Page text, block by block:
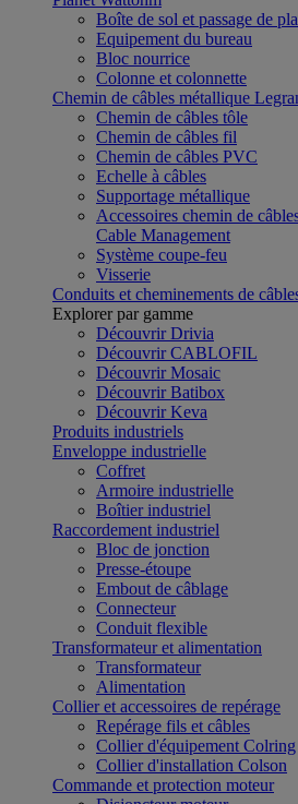
Boîte de sol et passage de
Equipement du bureau
Bloc nourrice
Colonne et colonnette
Chemin de câbles métallique
Chemin de câbles tôle
Chemin de câbles fil
Chemin de câbles PVC
Echelle à câbles
Supportage métallique
Accessoires chemin de
Cable Management
Système coupe-feu
Visserie
Conduits et cheminements de
Explorer par gamme
Découvrir Drivia
Découvrir CABLOFIL
Découvrir Mosaic
Découvrir Batibox
Découvrir Keva
Produits industriels
Enveloppe industrielle
Coffret
Armoire industrielle
Boîtier industriel
Raccordement industriel
Bloc de jonction
Presse-étoupe
Embout de câblage
Connecteur
Conduit flexible
Transformateur et alimentation
Transformateur
Alimentation
Collier et accessoires de repérage
Repérage fils et câbles
Collier d'équipement Colring
Collier d'installation Colson
Commande et protection moteur